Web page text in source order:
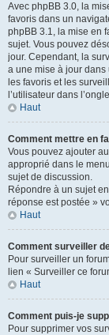
Avec phpBB 3.0, la
favoris dans un
phpBB 3.1, la mise en
sujet. Vous pouvez
jour. Cependant, la
a une mise à jour
les favoris et les
l’utilisateur dans
Haut
Comment mettre en
Vous pouvez ajouter
approprié dans le
sujet de discussion.
Répondre à un sujet
réponse est postée »
Haut
Comment surveiller
Pour surveiller un
lien « Surveiller ce
Haut
Comment puis-je
Pour supprimer vos